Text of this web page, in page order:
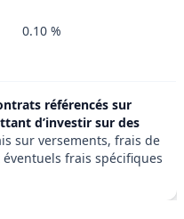
0.10 %
référencés sur
d’investir sur des
sur versements, frais de
frais spécifiques